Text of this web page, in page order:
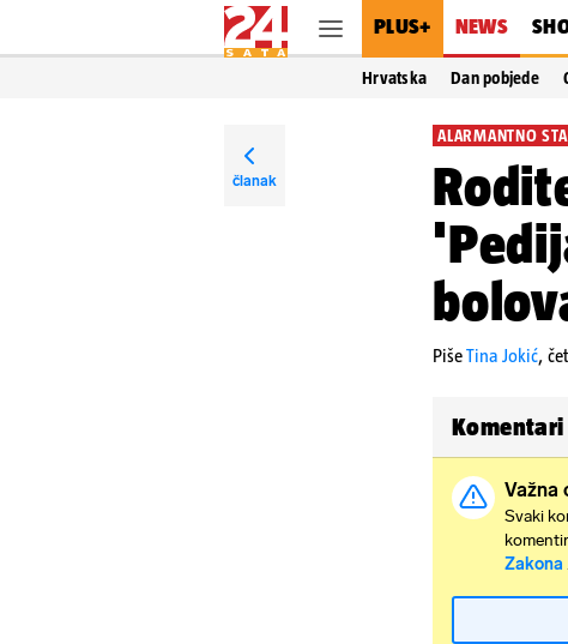
PLUS+ NEWS
Hrvatska Dan pobjede
članak
ALARMANTNO
PišeTina Jokić,
Komentari
Važna
Svaki
Zakona